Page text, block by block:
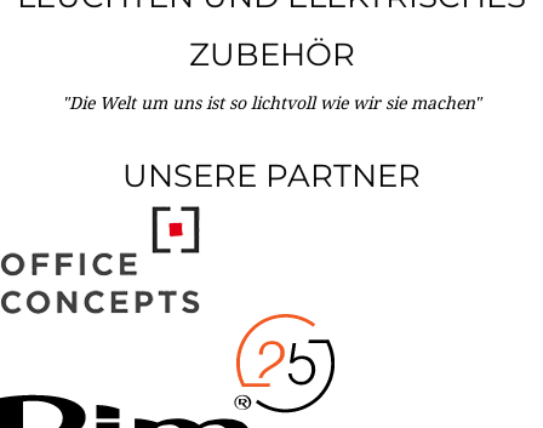
ZUBEHÖR
"Die Welt um uns ist so lichtvoll wie wir sie machen"
UNSERE PARTNER